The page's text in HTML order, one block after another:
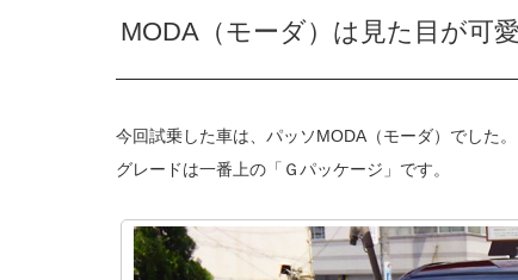
MODA（モーダ）は見た目が可愛
今回試乗した車は、パッソMODA（モーダ）でした。
グレードは一番上の「Ｇパッケージ」です。